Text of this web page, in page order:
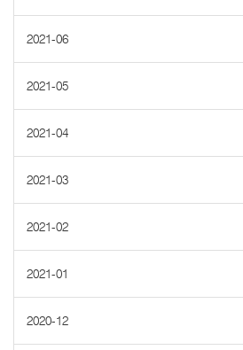
2021-06
2021-05
2021-04
2021-03
2021-02
2021-01
2020-12